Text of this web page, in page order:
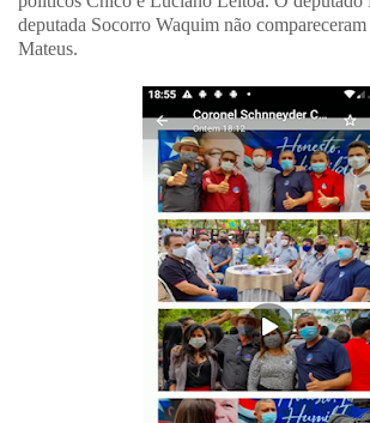
deputada Socorro Waquim não
Mateus.